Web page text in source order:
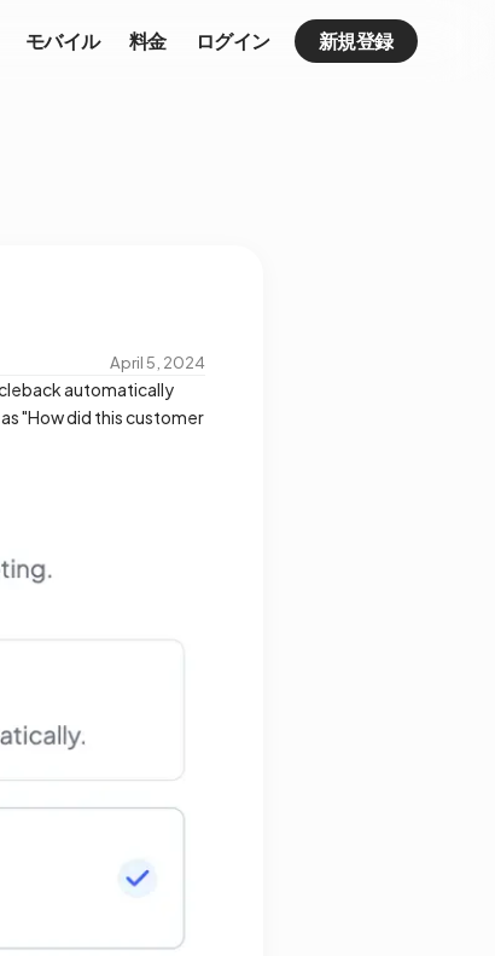
モバイル 料金 ログイン 新規登録
April 5, 2024
automatically
"How did this customer